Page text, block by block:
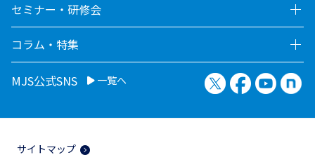
セミナー・研修会
コラム・特集
MJS公式SNS 一覧へ X（旧Twitter）
Facebook
サイトマップ